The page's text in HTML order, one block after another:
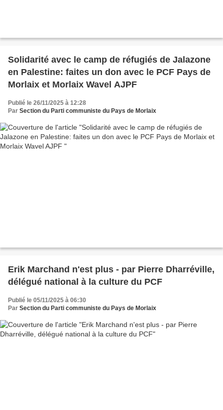
Solidarité avec le camp de réfugiés de Jalazone
en Palestine: faites un don avec le PCF Pays de
Morlaix et Morlaix Wavel AJPF
Publié le 26/11/2025 à 12:28
Par Section du Parti communiste du Pays de Morlaix
Erik Marchand n'est plus - par Pierre Dharréville,
délégué national à la culture du PCF
Publié le 05/11/2025 à 06:30
Par Section du Parti communiste du Pays de Morlaix